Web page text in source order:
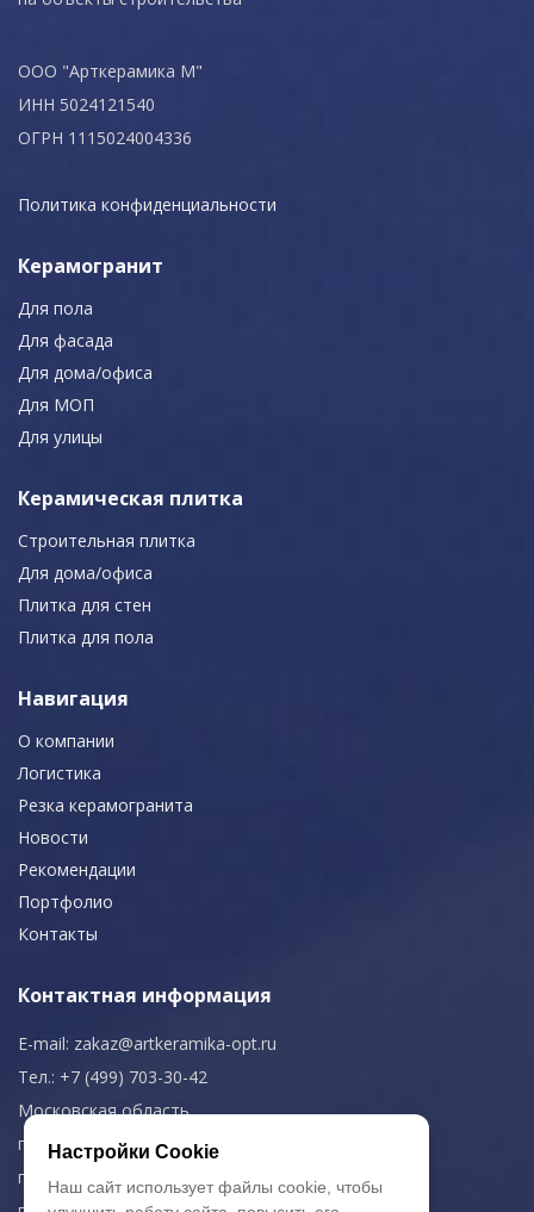
ООО "Арткерамика М"
ИНН 5024121540
ОГРН 1115024004336
Политика конфиденциальности
Керамогранит
Для пола
Для фасада
Для дома/офиса
Для МОП
Для улицы
Керамическая плитка
Строительная плитка
Для дома/офиса
Плитка для стен
Плитка для пола
Навигация
О компании
Логистика
Резка керамогранита
Новости
Рекомендации
Портфолио
Контакты
Контактная информация
E-mail: zakaz@artkeramika-opt.ru
Тел.: +7 (499) 703-30-42
Московская область,
г. Красногорск
пн-чт: 09.00-18.00
Настройки Cookie
Наш сайт использует файлы cookie, чтобы